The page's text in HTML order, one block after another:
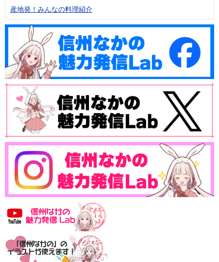
産地発！みんなの料理紹介